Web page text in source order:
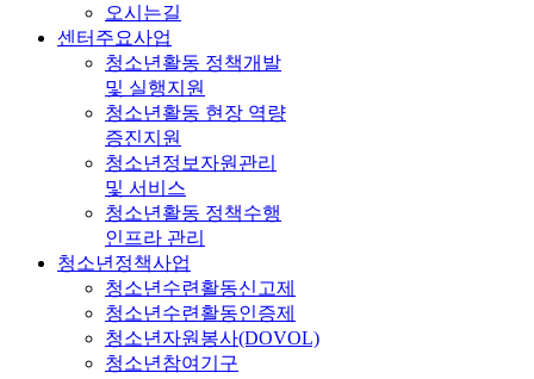
오시는길
센터주요사업
청소년활동 정책개발
및 실행지원
청소년활동 현장 역량
증진지원
청소년정보자원관리
및 서비스
청소년활동 정책수행
인프라 관리
청소년정책사업
청소년수련활동신고제
청소년수련활동인증제
청소년자원봉사(DOVOL)
청소년참여기구